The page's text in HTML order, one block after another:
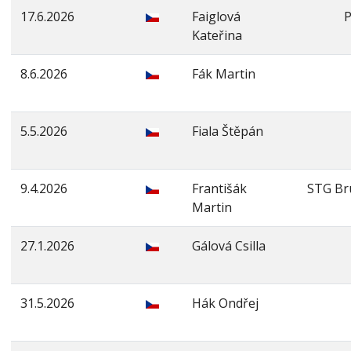
17.6.2026
Faiglová
Kateřina
8.6.2026 Fák Martin
5.5.2026 Fiala Štěpán
9.4.2026
Františák
Martin
STG
27.1.2026 Gálová Csilla
31.5.2026 Hák Ondřej